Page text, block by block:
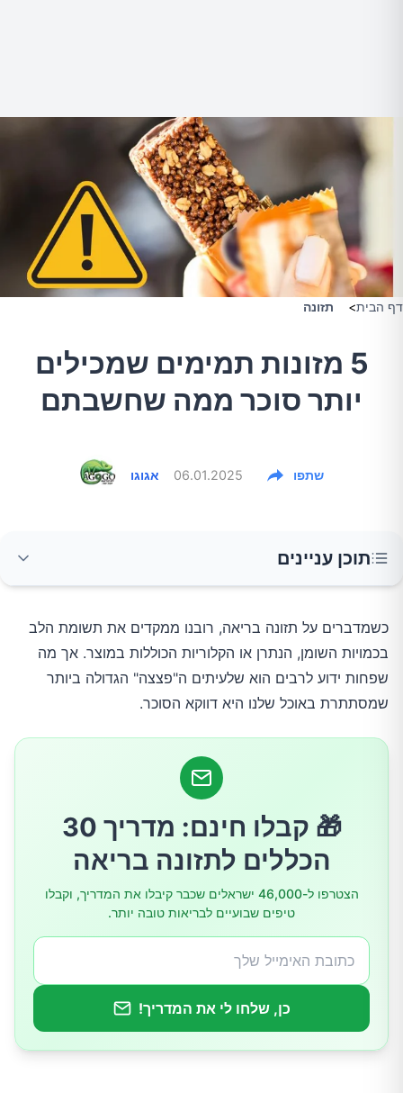
דף הבית> תזונה
5 מזונות תמימים שמכילים
יותר סוכר ממה שחשבתם
אגוגו 06.01.2025 שתפו
תוכן עניינים
למה סוכר עודף מתחבא בכל כך הרבה מוצרים?
מזונות “תמימים” עם כמות סוכר מפתיעה
4. חטיפי “אנרגיה” או “חטיפי חלבון”
10 דרכים להפחית את צריכת הסוכר – בלי לוותר
כשמדברים על תזונה בריאה, רובנו ממקדים את תשומת הלב
בכמויות השומן, הנתרן או הקלוריות הכוללות במוצר. אך מה
שפחות ידוע לרבים הוא שלעיתים ה"פצצה" הגדולה ביותר
שמסתתרת באוכל שלנו היא דווקא הסוכר.
🎁 קבלו חינם: מדריך 30
הכללים לתזונה בריאה
הצטרפו ל-46,000 ישראלים שכבר קיבלו את המדריך, וקבלו
טיפים שבועיים לבריאות טובה יותר.
כן, שלחו לי את המדריך!